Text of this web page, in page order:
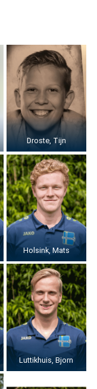
Droste, Tijn
Holsink, Mats
Luttikhuis, Bjorn